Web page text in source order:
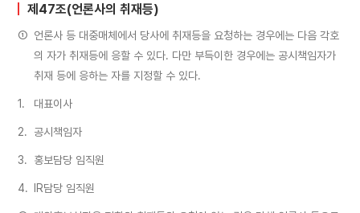
제47조(언론사의 취재등)
① 언론사 등 대중매체에서 당사에 취재등을 요청하는 경우에는 다음 각호
의 자가 취재등에 응할 수 있다. 다만 부득이한 경우에는 공시책임자가
취재 등에 응하는 자를 지정할 수 있다.
1. 대표이사
2. 공시책임자
3. 홍보담당 임직원
4. IR담당 임직원